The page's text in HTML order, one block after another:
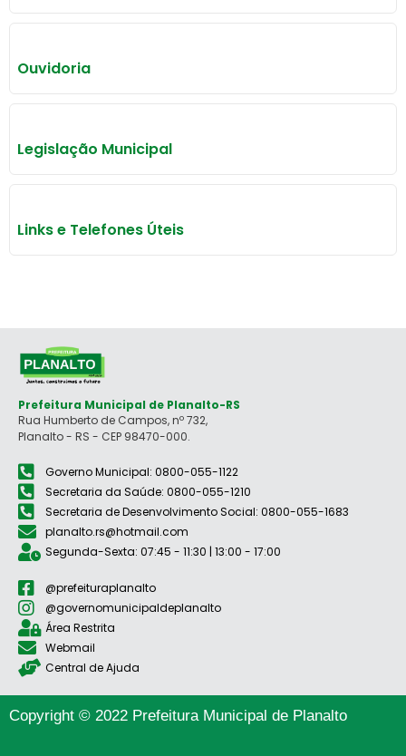
Ouvidoria
Legislação Municipal
Links e Telefones Úteis
Prefeitura Municipal de Planalto-RS
Rua Humberto de Campos, nº 732,
Planalto - RS - CEP 98470-000.
Governo Municipal: 0800-055-1122
Secretaria da Saúde: 0800-055-1210
Secretaria de Desenvolvimento Social: 0800-055-1683
planalto.rs@hotmail.com
Segunda-Sexta: 07:45 - 11:30 | 13:00 - 17:00
@prefeituraplanalto
@governomunicipaldeplanalto
Área Restrita
Webmail
Central de Ajuda
Copyright © 2022 Prefeitura Municipal de Planalto